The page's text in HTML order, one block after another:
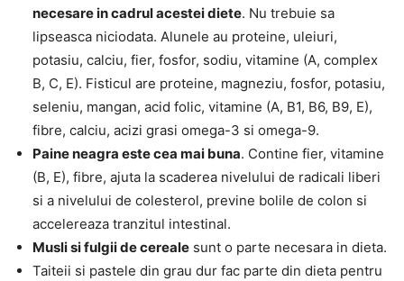
necesare in cadrul acestei diete. Nu trebuie sa
lipseasca niciodata. Alunele au proteine, uleiuri,
potasiu, calciu, fier, fosfor, sodiu, vitamine (A, complex
B, C, E). Fisticul are proteine, magneziu, fosfor, potasiu,
seleniu, mangan, acid folic, vitamine (A, B1, B6, B9, E),
fibre, calciu, acizi grasi omega-3 si omega-9.
Paine neagra este cea mai buna. Contine fier, vitamine
(B, E), fibre, ajuta la scaderea nivelului de radicali liberi
si a nivelului de colesterol, previne bolile de colon si
accelereaza tranzitul intestinal.
Musli si fulgii de cereale sunt o parte necesara in dieta.
Taiteii si pastele din grau dur fac parte din dieta pentru